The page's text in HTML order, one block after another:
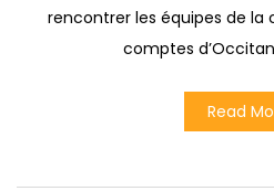
rencontrer les équipes de la
comptes
Read